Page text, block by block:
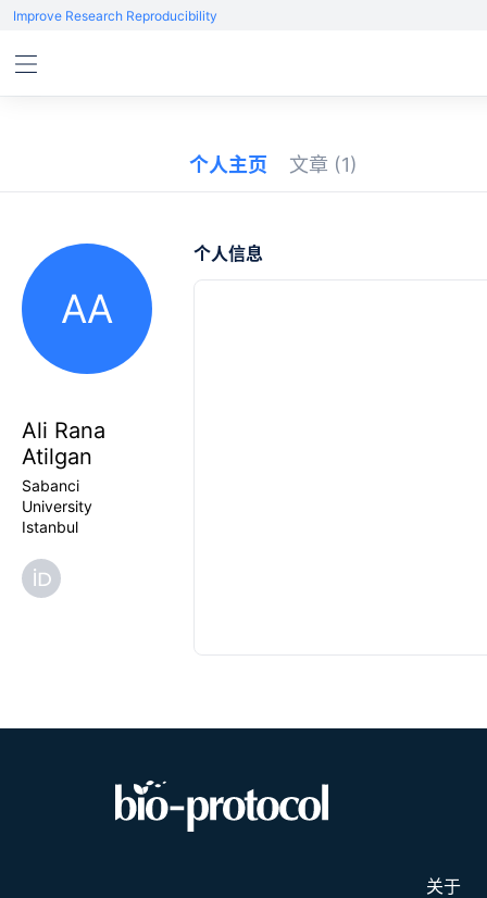
Improve Research Reproducibility
个人主页 文章 (1)
AA
Ali Rana
Atilgan
Sabanci
University
Istanbul
个人信息
关于